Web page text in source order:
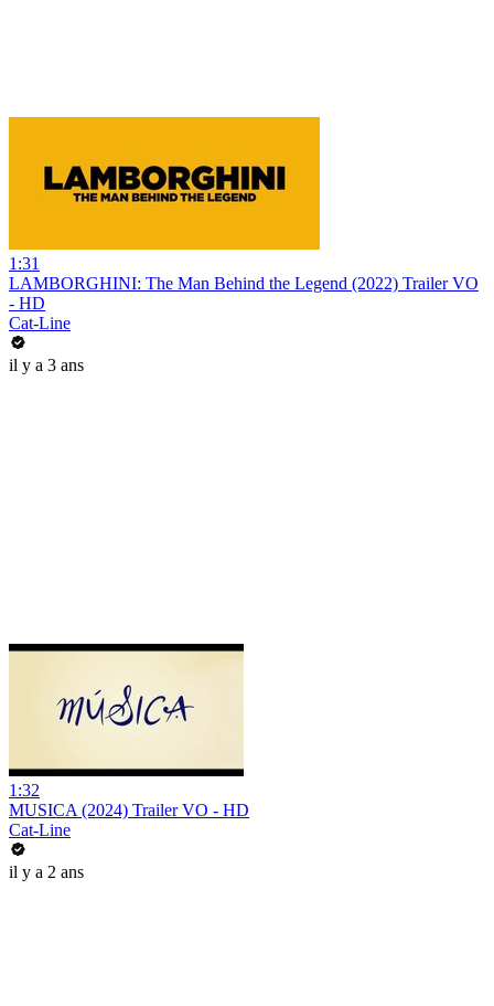
1:31
LAMBORGHINI: The Man Behind the Legend (2022) Trailer VO
- HD
Cat-Line
il y a 3 ans
1:32
MUSICA (2024) Trailer VO - HD
Cat-Line
il y a 2 ans